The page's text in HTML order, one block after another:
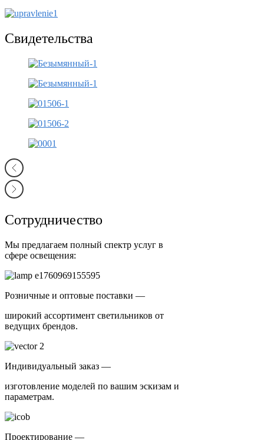
Свидетельства
Сотрудничество
Мы предлагаем полный спектр услуг в
сфере освещения:
Розничные и оптовые поставки —
широкий ассортимент светильников от
ведущих брендов.
Индивидуальный заказ —
изготовление моделей по вашим эскизам и
параметрам.
Проектирование —